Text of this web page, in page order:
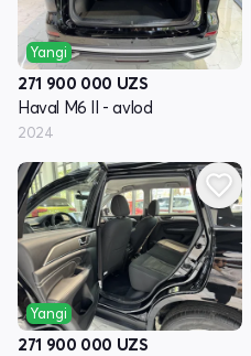
Yangi
271 900 000 UZS
Haval M6 II - avlod
2024
Yangi
271 900 000 UZS